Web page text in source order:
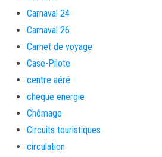
Carnaval 24
Carnaval 26
Carnet de voyage
Case-Pilote
centre aéré
cheque energie
Chômage
Circuits touristiques
circulation